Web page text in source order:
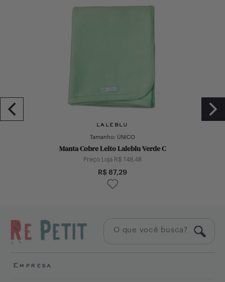
LALEBLU
Tamanho: ÚNICO
Manta Cobre Leito Laleblu Verde C
Preço Loja R$ 148,48
R$ 87,29
Empresa